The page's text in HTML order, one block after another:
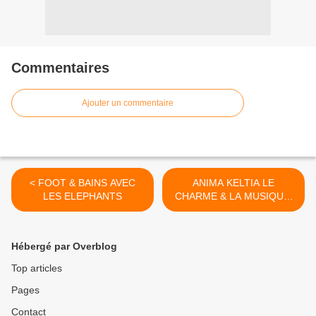
Commentaires
Ajouter un commentaire
< FOOT & BAINS AVEC
LES ELEPHANTS
ANIMA KELTIA LE
CHARME & LA MUSIQUE,
PHOTOS A VERONE, AUX
Hébergé par Overblog
Top articles
Pages
Contact